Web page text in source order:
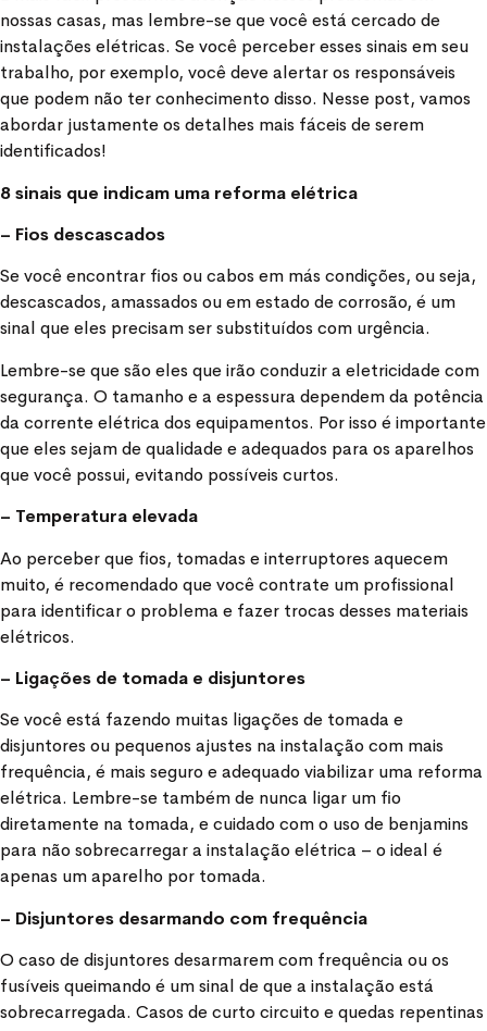
nossas casas, mas lembre-se que você está cercado de
instalações elétricas. Se você perceber esses sinais em seu
trabalho, por exemplo, você deve alertar os responsáveis
que podem não ter conhecimento disso. Nesse post, vamos
abordar justamente os detalhes mais fáceis de serem
identificados!
8 sinais que indicam uma reforma elétrica
– Fios descascados
Se você encontrar fios ou cabos em más condições, ou seja,
descascados, amassados ou em estado de corrosão, é um
sinal que eles precisam ser substituídos com urgência.
Lembre-se que são eles que irão conduzir a eletricidade com
segurança. O tamanho e a espessura dependem da potência
da corrente elétrica dos equipamentos. Por isso é importante
que eles sejam de qualidade e adequados para os aparelhos
que você possui, evitando possíveis curtos.
– Temperatura elevada
Ao perceber que fios, tomadas e interruptores aquecem
muito, é recomendado que você contrate um profissional
para identificar o problema e fazer trocas desses materiais
elétricos.
– Ligações de tomada e disjuntores
Se você está fazendo muitas ligações de tomada e
disjuntores ou pequenos ajustes na instalação com mais
frequência, é mais seguro e adequado viabilizar uma reforma
elétrica. Lembre-se também de nunca ligar um fio
diretamente na tomada, e cuidado com o uso de benjamins
para não sobrecarregar a instalação elétrica – o ideal é
apenas um aparelho por tomada.
– Disjuntores desarmando com frequência
O caso de disjuntores desarmarem com frequência ou os
fusíveis queimando é um sinal de que a instalação está
sobrecarregada. Casos de curto circuito e quedas repentinas